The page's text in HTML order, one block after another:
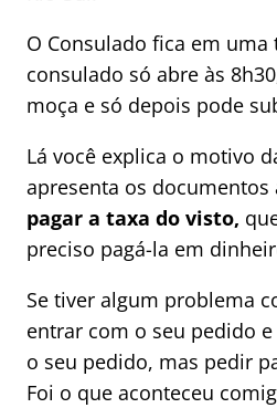
O Consulado fica em
consulado só abre às
moça e só depois pode
Lá você explica o motivo
apresenta os
pagar a taxa do visto,
preciso pagá-la em
Se tiver algum problema
entrar com o seu pedido
o seu pedido, mas pedir
Foi o que aconteceu